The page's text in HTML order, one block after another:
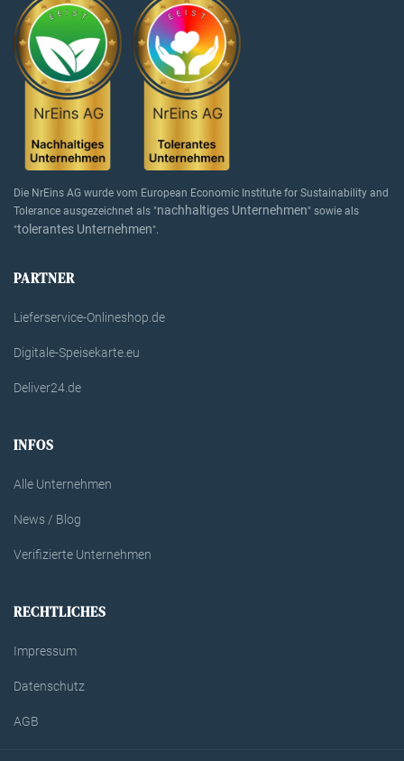
Die NrEins AG wurde vom European Economic Institute for Sustainability and
Tolerance ausgezeichnet als "nachhaltiges Unternehmen" sowie als
"tolerantes Unternehmen".
PARTNER
Lieferservice-Onlineshop.de
Digitale-Speisekarte.eu
Deliver24.de
INFOS
Alle Unternehmen
News / Blog
Verifizierte Unternehmen
RECHTLICHES
Impressum
Datenschutz
AGB